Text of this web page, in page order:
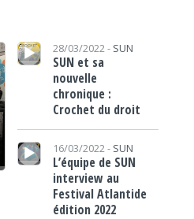
Lecteur audio 28/03/2022 - SUN
SUN et sa
nouvelle
chronique :
Crochet du droit
Lecteur audio
16/03/2022 - SUN
L’équipe de SUN
interview au
Festival Atlantide
édition 2022